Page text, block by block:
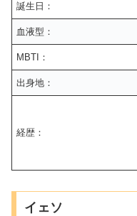
誕生日：
血液型：
MBTI：
出身地：
経歴：
イェソ